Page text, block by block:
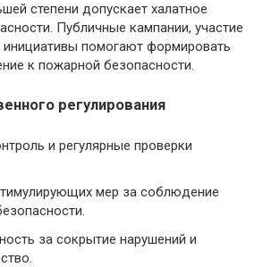
степени допускает халатное
Публичные кампании, участие
помогают формировать
к пожарной безопасности.
регулирования
и регулярные проверки
мер за соблюдение
за сокрытие нарушений и